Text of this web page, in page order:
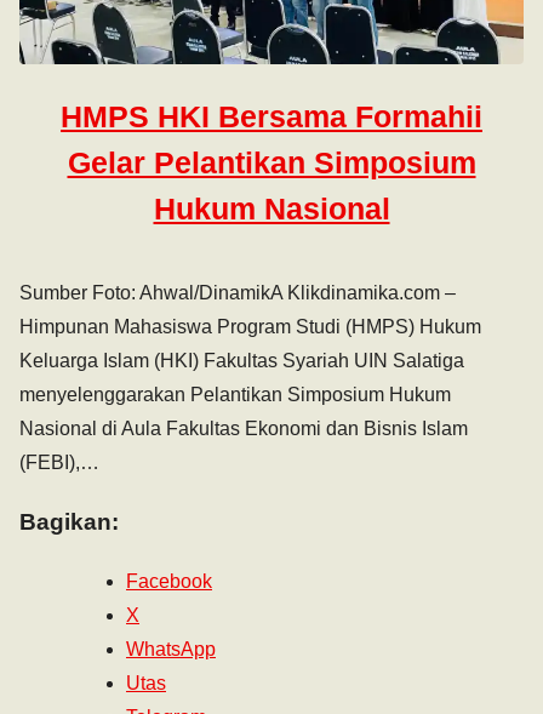
HMPS HKI Bersama Formahii
Gelar Pelantikan Simposium
Hukum Nasional
Sumber Foto: Ahwal/DinamikA Klikdinamika.com –
Himpunan Mahasiswa Program Studi (HMPS) Hukum
Keluarga Islam (HKI) Fakultas Syariah UIN Salatiga
menyelenggarakan Pelantikan Simposium Hukum
Nasional di Aula Fakultas Ekonomi dan Bisnis Islam
(FEBI),…
Bagikan:
Facebook
X
WhatsApp
Utas